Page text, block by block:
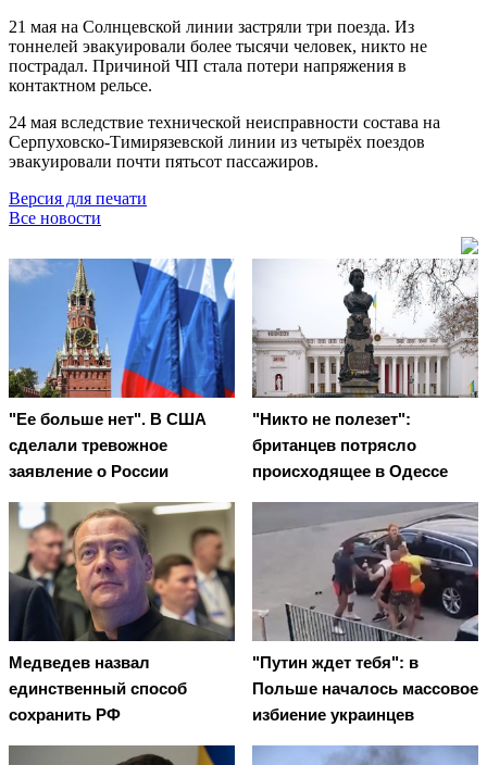
21 мая на Солнцевской линии застряли три поезда. Из
тоннелей эвакуировали более тысячи человек, никто не
пострадал. Причиной ЧП стала потери напряжения в
контактном рельсе.
24 мая вследствие технической неисправности состава на
Серпуховско-Тимирязевской линии из четырёх поездов
эвакуировали почти пятьсот пассажиров.
Версия для печати
Все новости
"Ее больше нет". В США
сделали тревожное
заявление о России
"Никто не полезет":
британцев потрясло
происходящее в Одессе
Медведев назвал
единственный способ
сохранить РФ
"Путин ждет тебя": в
Польше началось массовое
избиение украинцев